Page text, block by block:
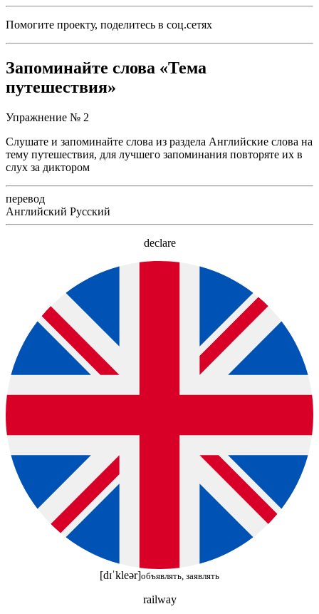
Помогите проекту, поделитесь в соц.сетях
Запоминайте слова «Тема
путешествия»
Упражнение № 2
Слушате и запоминайте слова из раздела Английские слова на
тему путешествия, для лучшего запоминания повторяте их в
слух за диктором
перевод
Английский Русский
declare
[dɪˈkleər]объявлять, заявлять
railway